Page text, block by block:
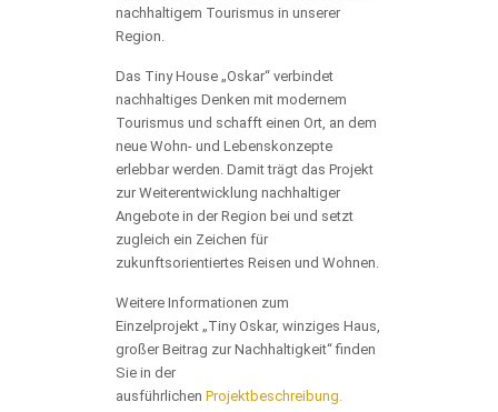
nachhaltigem Tourismus in unserer
Region.
Das Tiny House „Oskar“ verbindet
nachhaltiges Denken mit modernem
Tourismus und schafft einen Ort, an dem
neue Wohn- und Lebenskonzepte
erlebbar werden. Damit trägt das Projekt
zur Weiterentwicklung nachhaltiger
Angebote in der Region bei und setzt
zugleich ein Zeichen für
zukunftsorientiertes Reisen und Wohnen.
Weitere Informationen zum
Einzelprojekt „Tiny Oskar, winziges Haus,
großer Beitrag zur Nachhaltigkeit“ finden
Sie in der
ausführlichen Projektbeschreibung.